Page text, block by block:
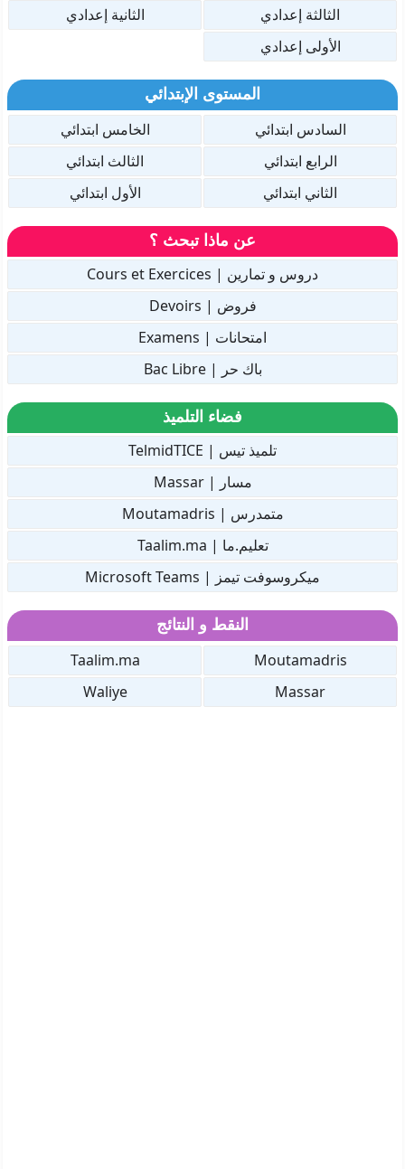
الثالثة إعدادي
الثانية إعدادي
الأولى إعدادي
المستوى الإبتدائي
السادس ابتدائي
الخامس ابتدائي
الرابع ابتدائي
الثالث ابتدائي
الثاني ابتدائي
الأول ابتدائي
عن ماذا تبحث ؟
دروس و تمارين | Cours et Exercices
فروض | Devoirs
امتحانات | Examens
باك حر | Bac Libre
فضاء التلميذ
تلميذ تيس | TelmidTICE
مسار | Massar
متمدرس | Moutamadris
تعليم.ما | Taalim.ma
ميكروسوفت تيمز | Microsoft Teams
النقط و النتائج
Moutamadris
Taalim.ma
Massar
Waliye